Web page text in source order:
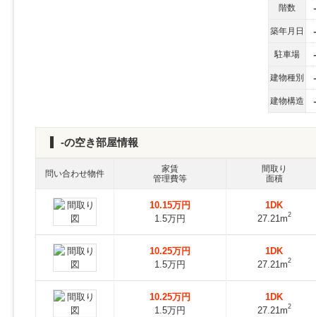
階数
築年月日
駐車場
建物種別
建物構造
-の空き部屋情報
問い合わせ物件
家賃
管理費等
間取り
面積
10.15万円
1.5万円
1DK
27.21m2
10.25万円
1.5万円
1DK
27.21m2
10.25万円
1.5万円
1DK
27.21m2